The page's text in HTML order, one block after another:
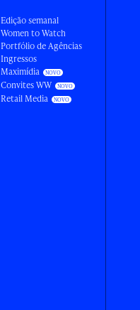
Edição semanal
Women to Watch
Portfólio de Agências
Ingressos
Maximídia
Convites WW
Retail Media